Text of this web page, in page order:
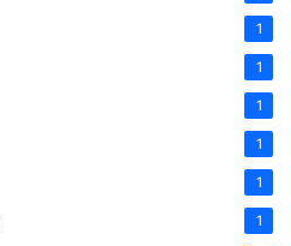
1
1
1
1
1
1